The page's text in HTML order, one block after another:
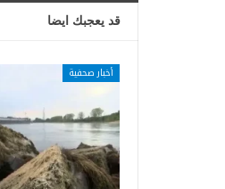
قد يعجبك ايضا
أخبار صحفية